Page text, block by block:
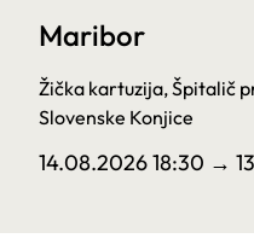
Maribor
Žička kartuzija, Špitalič
Slovenske Konjice
14.08.2026 18:30 →